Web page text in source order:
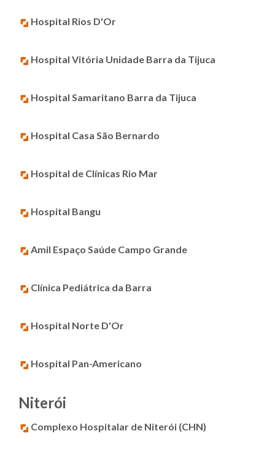
Hospital Rios D'Or
Hospital Vitória Unidade Barra da Tijuca
Hospital Samaritano Barra da Tijuca
Hospital Casa São Bernardo
Hospital de Clínicas Rio Mar
Hospital Bangu
Amil Espaço Saúde Campo Grande
Clínica Pediátrica da Barra
Hospital Norte D'Or
Hospital Pan-Americano
Niterói
Complexo Hospitalar de Niterói (CHN)